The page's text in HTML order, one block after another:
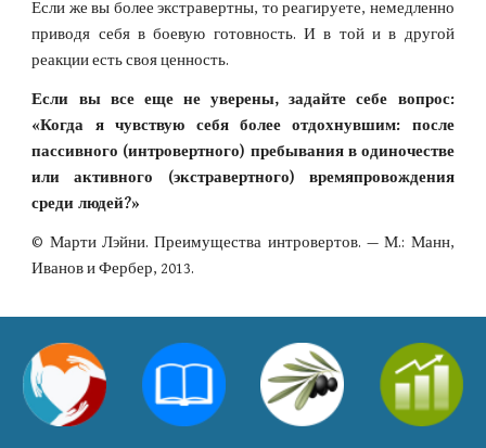
Если же вы более экстравертны, то реагируете, немедленно
приводя себя в боевую готовность. И в той и в другой
реакции есть своя ценность.
Если вы все еще не уверены, задайте себе вопрос:
«Когда я чувствую себя более отдохнувшим: после
пассивного (интровертного) пребывания в одиночестве
или активного (экстравертного) времяпровождения
среди людей?»
© Марти Лэйни. Преимущества интровертов. — М.: Манн,
Иванов и Фербер, 2013.